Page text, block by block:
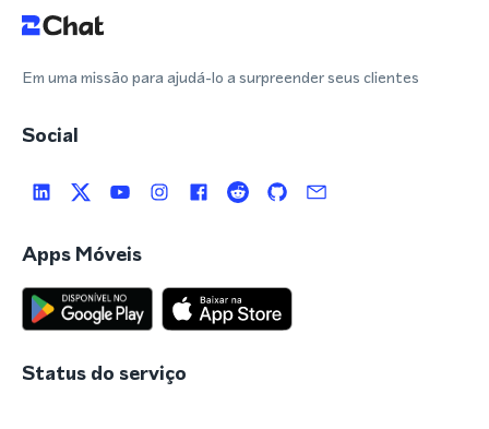
Em uma missão para ajudá-lo a surpreender seus clientes
Social
Apps Móveis
Status do serviço